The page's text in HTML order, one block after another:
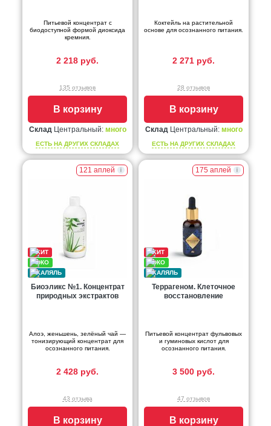
Питьевой концентрат с
биодоступной формой диоксида
кремния.
2 218 руб.
135 отзывов
В корзину
СкладЦентральный: много
ЕСТЬ НА ДРУГИХ СКЛАДАХ
Коктейль на растительной
основе для осознанного питания.
2 271 руб.
28 отзывов
В корзину
СкладЦентральный: много
ЕСТЬ НА ДРУГИХ СКЛАДАХ
121 аплей
Биоэликс №1. Концентрат
природных экстрактов
Алоэ, женьшень, зелёный чай —
тонизирующий концентрат для
осознанного питания.
2 428 руб.
43 отзыва
В корзину
175 аплей
Террагеном. Клеточное
восстановление
Питьевой концентрат фульвовых
и гуминовых кислот для
осознанного питания.
3 500 руб.
47 отзывов
В корзину